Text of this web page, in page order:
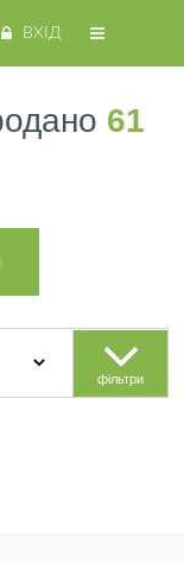
ВХІД
61
фільтри